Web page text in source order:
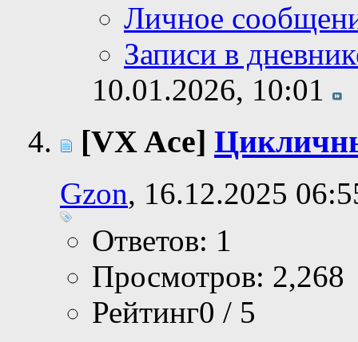
Личное
Записи в
10.01.2026, 10:01
[VX Ace]
Gzon, 16.12.2025
Ответов: 1
Просмотров: 2,268
Рейтинг0 / 5